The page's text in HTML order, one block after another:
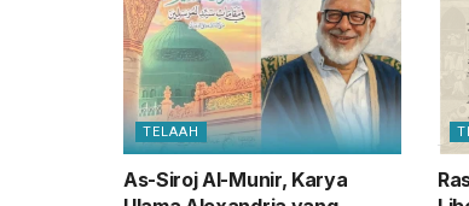
TELAAH
As-Siroj Al-Munir, Karya